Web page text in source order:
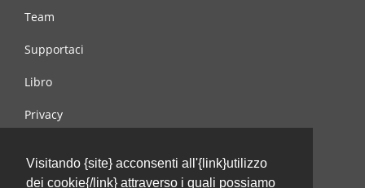
Visitando {site} acconsenti all'{link}utilizzo
dei cookie{/link} attraverso i quali possiamo
Team
Supportaci
Libro
Privacy
Contattaci